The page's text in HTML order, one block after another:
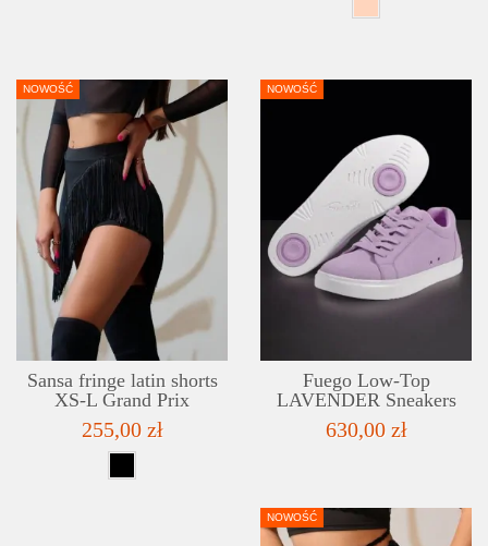
NOWOŚĆ
ADD TO WISHLIST
DETAILS
Sansa fringe latin shorts
XS-L Grand Prix
255,00 zł
NOWOŚĆ
Fuego Low-Top
LAVENDER Sneakers
630,00 zł
NOWOŚĆ